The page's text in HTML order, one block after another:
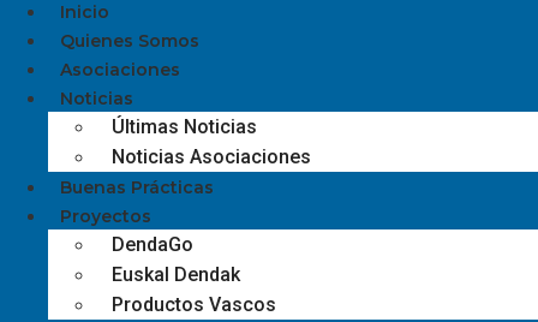
Inicio
Quienes Somos
Asociaciones
Noticias
Últimas Noticias
Noticias Asociaciones
Buenas Prácticas
Proyectos
DendaGo
Euskal Dendak
Productos Vascos